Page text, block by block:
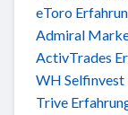
eToro
Admiral
ActivTrades
WH Selfinvest
Trive